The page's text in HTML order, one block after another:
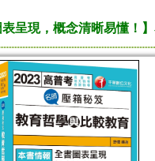
表呈現，概念清晰易懂！